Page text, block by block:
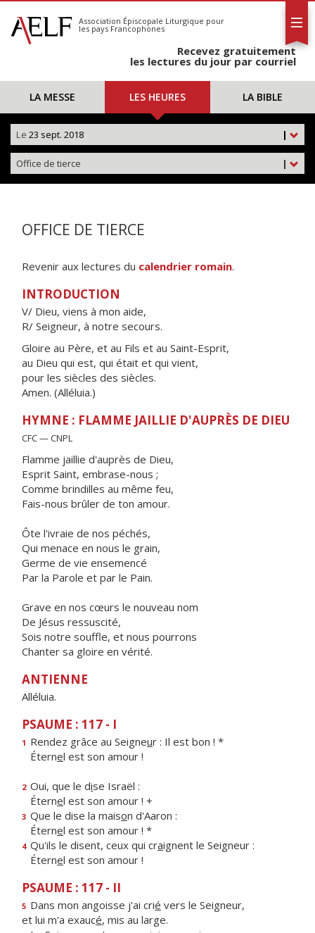
S'abonner
Calendrier
Association Épiscopale Liturgique pour
les pays Francophones
Recevez gratuitement
les lectures du jour par courriel
LA MESSE LES HEURES LA BIBLE
|
Le 23 sept. 2018
|
Office de tierce
OFFICE DE TIERCE
Revenir aux lectures du calendrier romain.
INTRODUCTION
V/ Dieu, viens à mon aide,
R/ Seigneur, à notre secours.
Gloire au Père, et au Fils et au Saint-Esprit,
au Dieu qui est, qui était et qui vient,
pour les siècles des siècles.
Amen. (Alléluia.)
HYMNE : FLAMME JAILLIE D'AUPRÈS DE DIEU
CFC — CNPL
Flamme jaillie d'auprès de Dieu,
Esprit Saint, embrase-nous ;
Comme brindilles au même feu,
Fais-nous brûler de ton amour.
Ôte l'ivraie de nos péchés,
Qui menace en nous le grain,
Germe de vie ensemencé
Par la Parole et par le Pain.
Grave en nos cœurs le nouveau nom
De Jésus ressuscité,
Sois notre souffle, et nous pourrons
Chanter sa gloire en vérité.
ANTIENNE
Alléluia.
PSAUME : 117 - I
1 Rendez grâce au Seigneur : Il est bon ! *
Éternel est son amour !
2 Oui, que le dise Israël :
Éternel est son amour ! +
3 Que le dise la maison d'Aaron :
Éternel est son amour ! *
4 Qu'ils le disent, ceux qui craignent le Seigneur :
Éternel est son amour !
PSAUME : 117 - II
5 Dans mon angoisse j'ai crié vers le Seigneur,
et lui m'a exaucé, mis au large.